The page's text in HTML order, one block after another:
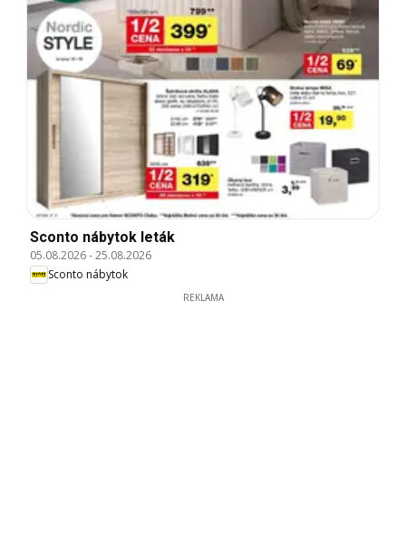
Sconto nábytok leták
05.08.2026-25.08.2026
Sconto nábytok
REKLAMA